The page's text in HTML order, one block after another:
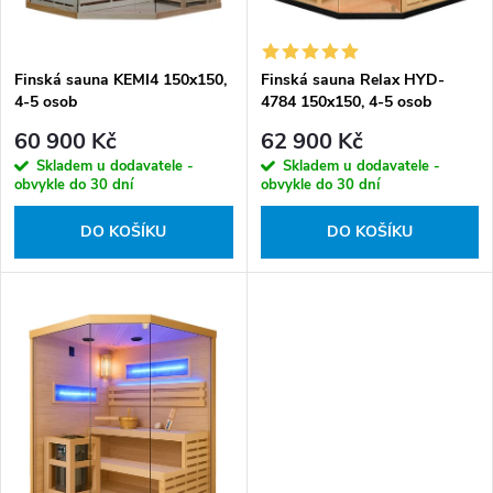
d
k
t
ů
u
k
t
ů
Finská sauna KEMI4 150x150,
4-5 osob
60 900 Kč
Skladem u dodavatele -
obvykle do 30 dní
DO KOŠÍKU
Finská sauna Relax HYD-
4784 150x150, 4-5 osob
62 900 Kč
Skladem u dodavatele -
obvykle do 30 dní
DO KOŠÍKU